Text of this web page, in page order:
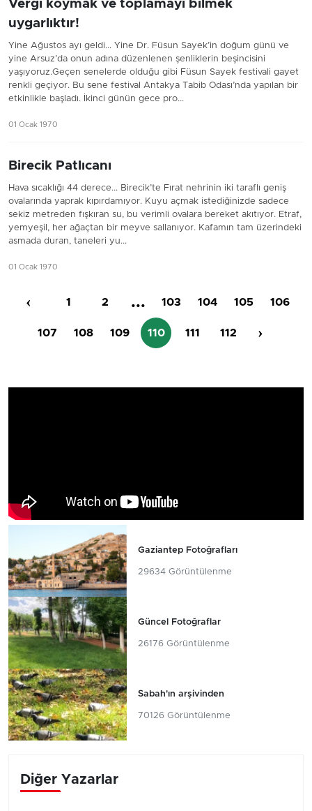
Vergi koymak ve toplamayı bilmek
uygarlıktır!
Yine Ağustos ayı geldi... Yine Dr. Füsun Sayek’in doğum günü ve
yine Arsuz’da onun adına düzenlenen şenliklerin beşincisini
yaşıyoruz.Geçen senelerde olduğu gibi Füsun Sayek festivali gayet
renkli geçiyor. Bu sene festival Antakya Tabib Odası’nda yapılan bir
etkinlikle başladı. İkinci günün gece pro...
01 Ocak 1970
Birecik Patlıcanı
Hava sıcaklığı 44 derece... Birecik’te Fırat nehrinin iki taraflı geniş
ovalarında yaprak kıpırdamıyor. Kuyu açmak istediğinizde sadece
sekiz metreden fışkıran su, bu verimli ovalara bereket akıtıyor. Etraf,
yemyeşil, her ağaçtan bir meyve sallanıyor. Kafamın tam üzerindeki
asmada duran, taneleri yu...
01 Ocak 1970
‹ 1 2 ... 103 104 105 106
107 108 109 110 111 112 ›
Gaziantep Fotoğrafları
29634 Görüntülenme
Güncel Fotoğraflar
26176 Görüntülenme
Sabah'ın arşivinden
70126 Görüntülenme
Diğer Yazarlar